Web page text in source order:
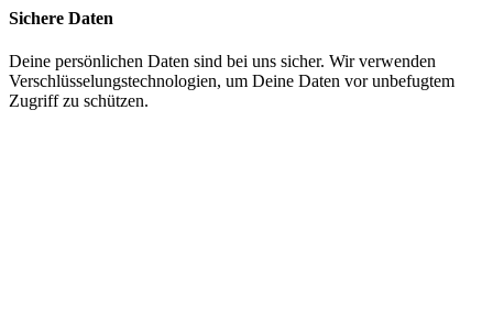
Sichere Daten
Deine persönlichen Daten sind bei uns sicher. Wir verwenden
Verschlüsselungstechnologien, um Deine Daten vor unbefugtem
Zugriff zu schützen.